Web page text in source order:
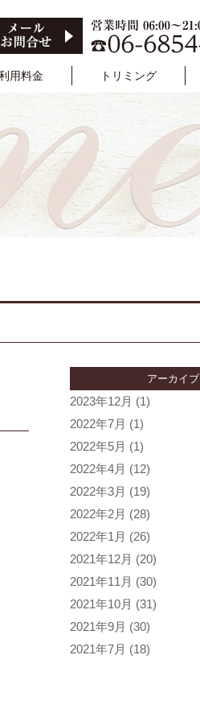
用料金 トリミング
アーカイブ
2023年12月 (1)
2022年7月 (1)
2022年5月 (1)
2022年4月 (12)
2022年3月 (19)
2022年2月 (28)
2022年1月 (26)
2021年12月 (20)
2021年11月 (30)
2021年10月 (31)
2021年9月 (30)
2021年7月 (18)